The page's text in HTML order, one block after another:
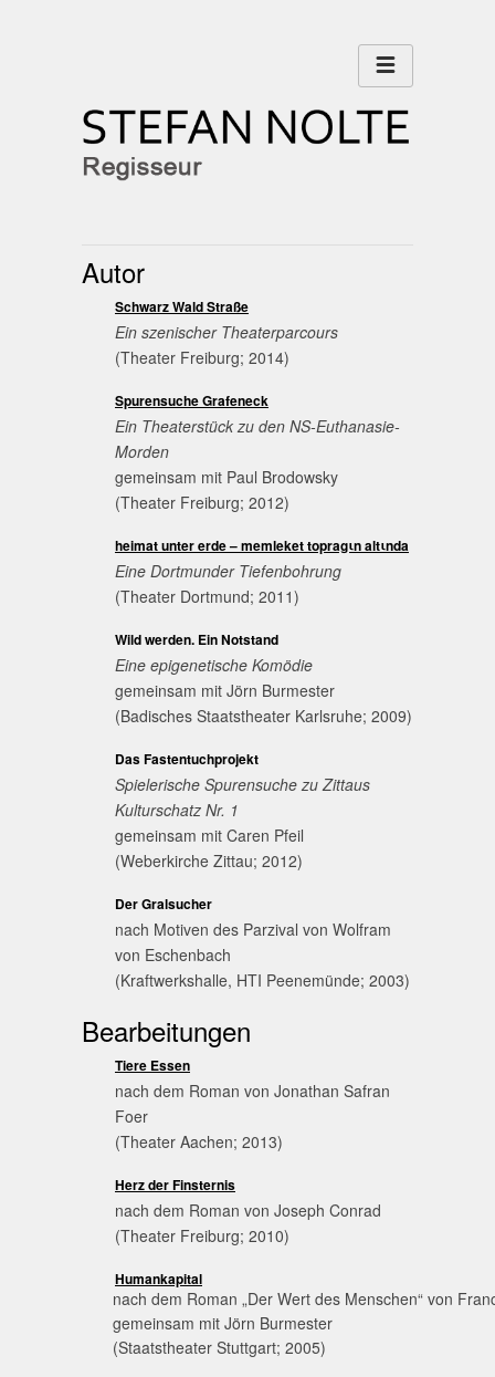
Autor
Schwarz Wald Straße
Ein szenischer Theaterparcours
(Theater Freiburg; 2014)
Spurensuche Grafeneck
Ein Theaterstück zu den NS-Euthanasie-
Morden
gemeinsam mit Paul Brodowsky
(Theater Freiburg; 2012)
heimat unter erde – memleket topragιn altιnda
Eine Dortmunder Tiefenbohrung
(Theater Dortmund; 2011)
Wild werden. Ein Notstand
Eine epigenetische Komödie
gemeinsam mit Jörn Burmester
(Badisches Staatstheater Karlsruhe; 2009)
Das Fastentuchprojekt
Spielerische Spurensuche zu Zittaus
Kulturschatz Nr. 1
gemeinsam mit Caren Pfeil
(Weberkirche Zittau; 2012)
Der Gralsucher
nach Motiven des Parzival von Wolfram
von Eschenbach
(Kraftwerkshalle, HTI Peenemünde; 2003)
Bearbeitungen
Tiere Essen
nach dem Roman von Jonathan Safran
Foer
(Theater Aachen; 2013)
Herz der Finsternis
nach dem Roman von Joseph Conrad
(Theater Freiburg; 2010)
Humankapital
nach dem Roman „Der Wert des Menschen“ von
       gemeinsam mit Jörn Burmester
       (Staatstheater Stuttgart; 2005)